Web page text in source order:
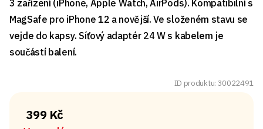
3 zařízení (iPhone, Apple Watch, AirPods). Kompatibilní s
MagSafe pro iPhone 12 a novější. Ve složeném stavu se
vejde do kapsy. Síťový adaptér 24 W s kabelem je
součástí balení.
ID produktu: 30022491
399 Kč